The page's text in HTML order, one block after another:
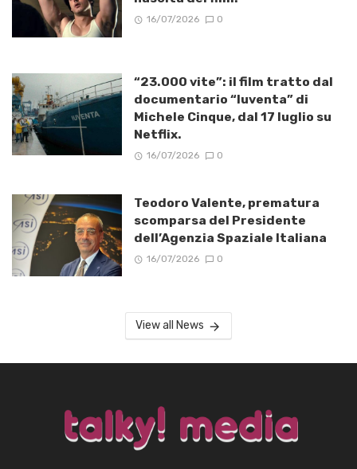
16/07/2026 0
“23.000 vite”: il film tratto dal
documentario “Iuventa” di
Michele Cinque, dal 17 luglio su
Netflix.
16/07/2026 0
Teodoro Valente, prematura
scomparsa del Presidente
dell’Agenzia Spaziale Italiana
16/07/2026 0
View all News